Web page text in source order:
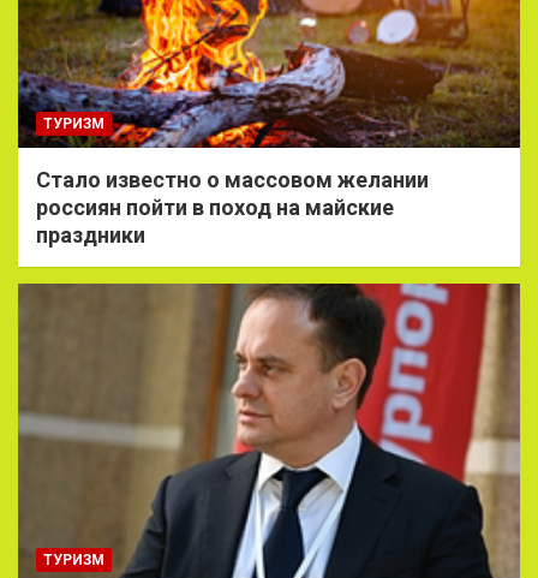
ТУРИЗМ
Стало известно о массовом желании
россиян пойти в поход на майские
праздники
ТУРИЗМ